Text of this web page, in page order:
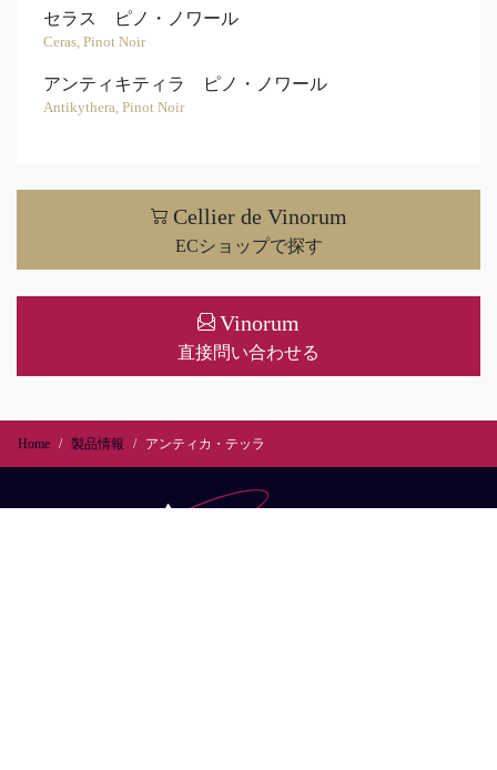
セラス ピノ・ノワール
Ceras, Pinot Noir
アンティキティラ ピノ・ノワール
Antikythera, Pinot Noir
Cellier de Vinorum
ECショップで探す
Vinorum
直接問い合わせる
Home 製品情報 アンティカ・テッラ